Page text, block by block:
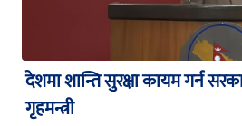
देशमा शान्ति सुरक्षा कायम गर्न
गृहमन्त्री